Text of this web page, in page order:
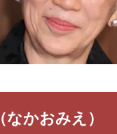
かおみえ）